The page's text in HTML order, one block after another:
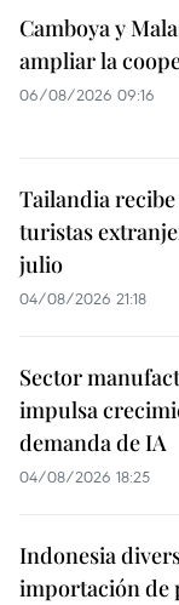
Camboya y
ampliar la
06/08/2026 09:16
Tailandia
turistas
julio
04/08/2026 21:18
Sector
impulsa
demanda de IA
04/08/2026 18:25
Indonesia
importación de